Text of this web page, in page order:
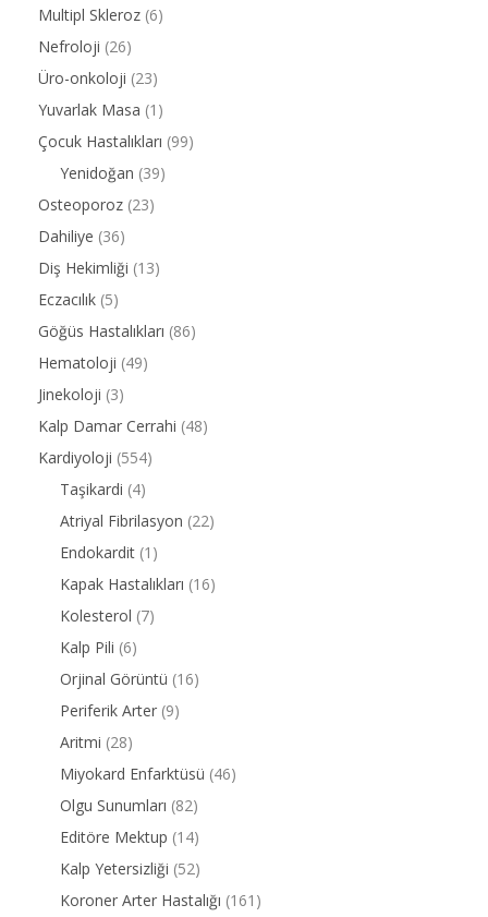
Multipl Skleroz (6)
Nefroloji (26)
Üro-onkoloji (23)
Yuvarlak Masa (1)
Çocuk Hastalıkları (99)
Yenidoğan (39)
Osteoporoz (23)
Dahiliye (36)
Diş Hekimliği (13)
Eczacılık (5)
Göğüs Hastalıkları (86)
Hematoloji (49)
Jinekoloji (3)
Kalp Damar Cerrahi (48)
Kardiyoloji (554)
Taşikardi (4)
Atriyal Fibrilasyon (22)
Endokardit (1)
Kapak Hastalıkları (16)
Kolesterol (7)
Kalp Pili (6)
Orjinal Görüntü (16)
Periferik Arter (9)
Aritmi (28)
Miyokard Enfarktüsü (46)
Olgu Sunumları (82)
Editöre Mektup (14)
Kalp Yetersizliği (52)
Koroner Arter Hastalığı (161)